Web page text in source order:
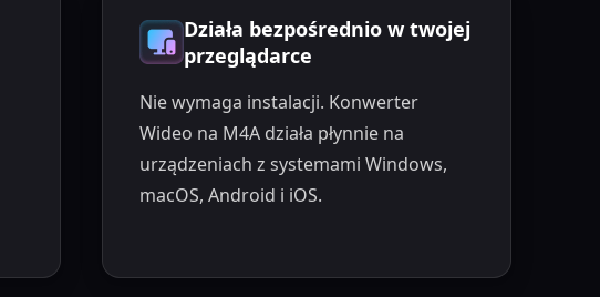
Działa bezpośrednio w twojej
przeglądarce
Nie wymaga instalacji. Konwerter
Wideo na M4A działa płynnie na
urządzeniach z systemami Windows,
macOS, Android i iOS.